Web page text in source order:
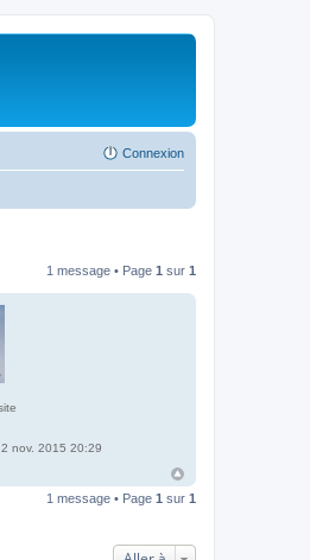
Connexion
1 message • Page 1 sur 1
nov. 2015 20:29
1 message • Page 1 sur 1